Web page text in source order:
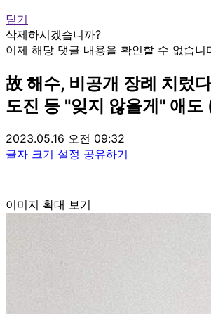
닫기
삭제하시겠습니까?
이제 해당 댓글 내용을 확인할 수 없습니
故 해수, 비공개 장례 치렀다
도진 등 "잊지 않을게" 애도
2023.05.16 오전 09:32
글자 크기 설정 공유하기
이미지 확대 보기